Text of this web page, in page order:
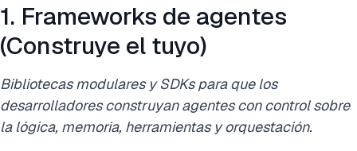
1. Frameworks de agentes
(Construye el tuyo)
Bibliotecas modulares y SDKs para que los
desarrolladores construyan agentes con control sobre
la lógica, memoria, herramientas y orquestación.